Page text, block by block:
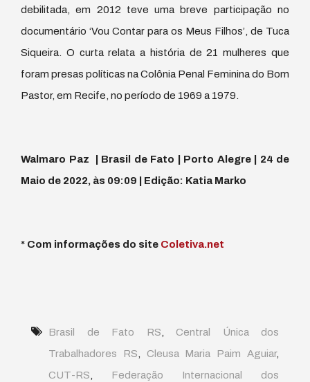
debilitada, em 2012 teve uma breve participação no
documentário ‘Vou Contar para os Meus Filhos’, de Tuca
Siqueira. O curta relata a história de 21 mulheres que
foram presas políticas na Colônia Penal Feminina do Bom
Pastor, em Recife, no período de 1969 a 1979.
Walmaro Paz | Brasil de Fato | Porto Alegre | 24 de
Maio de 2022, às 09:09 | Edição: Katia Marko
* Com informações do site Coletiva.net
Brasil de Fato RS, Central Única dos
Trabalhadores RS, Cleusa Maria Paim Aguiar,
CUT-RS, Federação Internacional dos